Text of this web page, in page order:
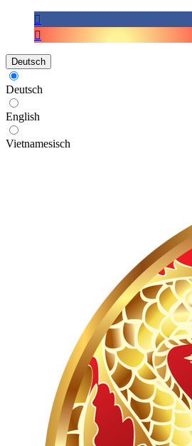
Deutsch
Deutsch
English
Vietnamesisch